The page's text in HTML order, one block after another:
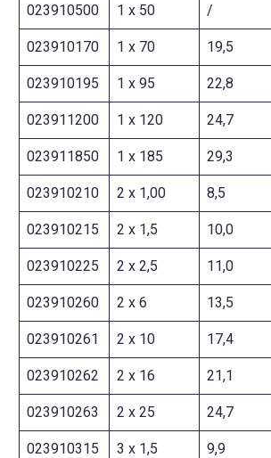
023910500 1 x 50 /
023910170 1 x 70 19,5
023910195 1 x 95 22,8
023911200 1 x 120 24,7
023911850 1 x 185 29,3
023910210 2 x 1,00 8,5
023910215 2 x 1,5 10,0
023910225 2 x 2,5 11,0
023910260 2 x 6 13,5
023910261 2 x 10 17,4
023910262 2 x 16 21,1
023910263 2 x 25 24,7
023910315 3 x 1,5 9,9